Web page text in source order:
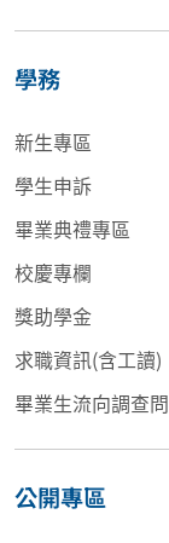
學務
新生專區
學生申訴
畢業典禮專區
校慶專欄
獎助學金
求職資訊(含工讀)
畢業生流向調查
公開專區